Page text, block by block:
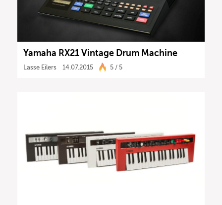
Yamaha RX21 Vintage Drum Machine
Lasse Eilers 14.07.2015 5 / 5